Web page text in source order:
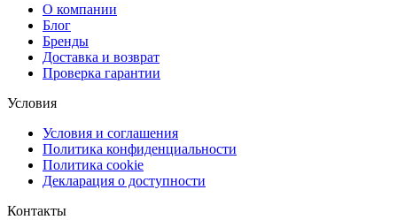
О компании
Блог
Бренды
Доставка и возврат
Проверка гарантии
Условия
Условия и соглашения
Политика конфиденциальности
Политика cookie
Декларация о доступности
Контакты